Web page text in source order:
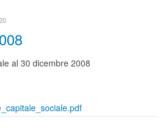
al 30 dicembre 2008